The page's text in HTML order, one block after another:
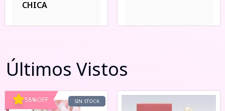
CHICA
Últimos Vistos
58%OFF SIN STOCK